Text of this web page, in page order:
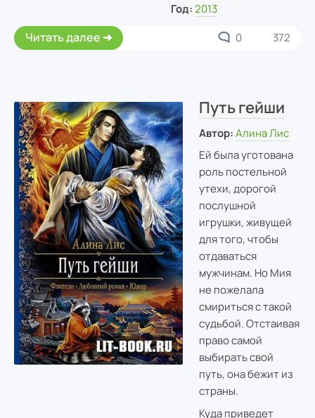
Год: 2013
Читать далее 0 372
Путь гейши
Автор: Алина Лис
Ей была уготована
роль постельной
утехи, дорогой
послушной
игрушки, живущей
для того, чтобы
отдаваться
мужчинам. Но Мия
не пожелала
смириться с такой
судьбой. Отстаивая
право самой
выбирать свой
путь, она бежит из
страны.
Куда приведет